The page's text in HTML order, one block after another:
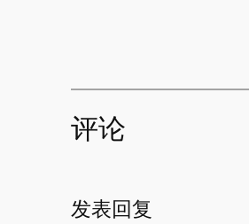
评论
发表回复